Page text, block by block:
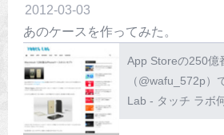
2012-03-03
あのケースを作ってみた。
App Storeの250億
（@wafu_572p
Lab - タッチ ラボ